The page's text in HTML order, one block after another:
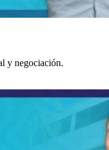
y negociación.